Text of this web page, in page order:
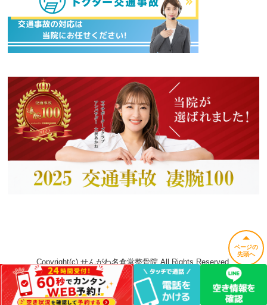
ページの
先頭へ
Copyright(c) せんがわ名倉堂整骨院 All Rights Reserved.